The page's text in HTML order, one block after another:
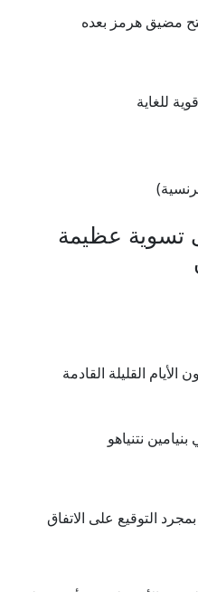
مضيق هرمز بعده
للغاية
تسوية عظيمة
القليلة القادمة
نتنياهو
التوقيع على الاتفاق